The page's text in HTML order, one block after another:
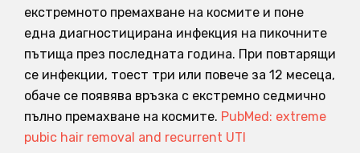
екстремното премахване на космите и поне
една диагностицирана инфекция на пикочните
пътища през последната година. При повтарящи
се инфекции, тоест три или повече за 12 месеца,
обаче се появява връзка с екстремно седмично
пълно премахване на космите. PubMed: extreme
pubic hair removal and recurrent UTI